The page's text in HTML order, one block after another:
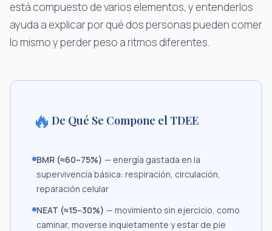
está compuesto de varios elementos, y entenderlos
ayuda a explicar por qué dos personas pueden comer
lo mismo y perder peso a ritmos diferentes.
🔥 De Qué Se Compone el TDEE
BMR (≈60–75%) — energía gastada en la
supervivencia básica: respiración, circulación,
reparación celular
NEAT (≈15–30%) — movimiento sin ejercicio, como
caminar, moverse inquietamente y estar de pie